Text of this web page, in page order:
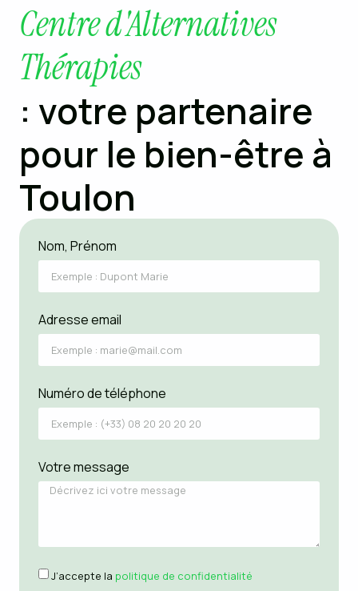
Centre d'Alternatives
Thérapies
: votre partenaire
pour le bien-être à
Toulon
Nom, Prénom
Adresse email
Numéro de téléphone
Votre message
J’accepte la politique de confidentialité